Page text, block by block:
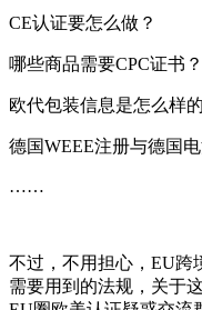
CE认证要怎么做？
哪些商品需要CPC证书？
欧代包装信息是怎么样
德国WEEE注册与德国
……
不过，不用担心，EU跨
需要用到的法规，关于